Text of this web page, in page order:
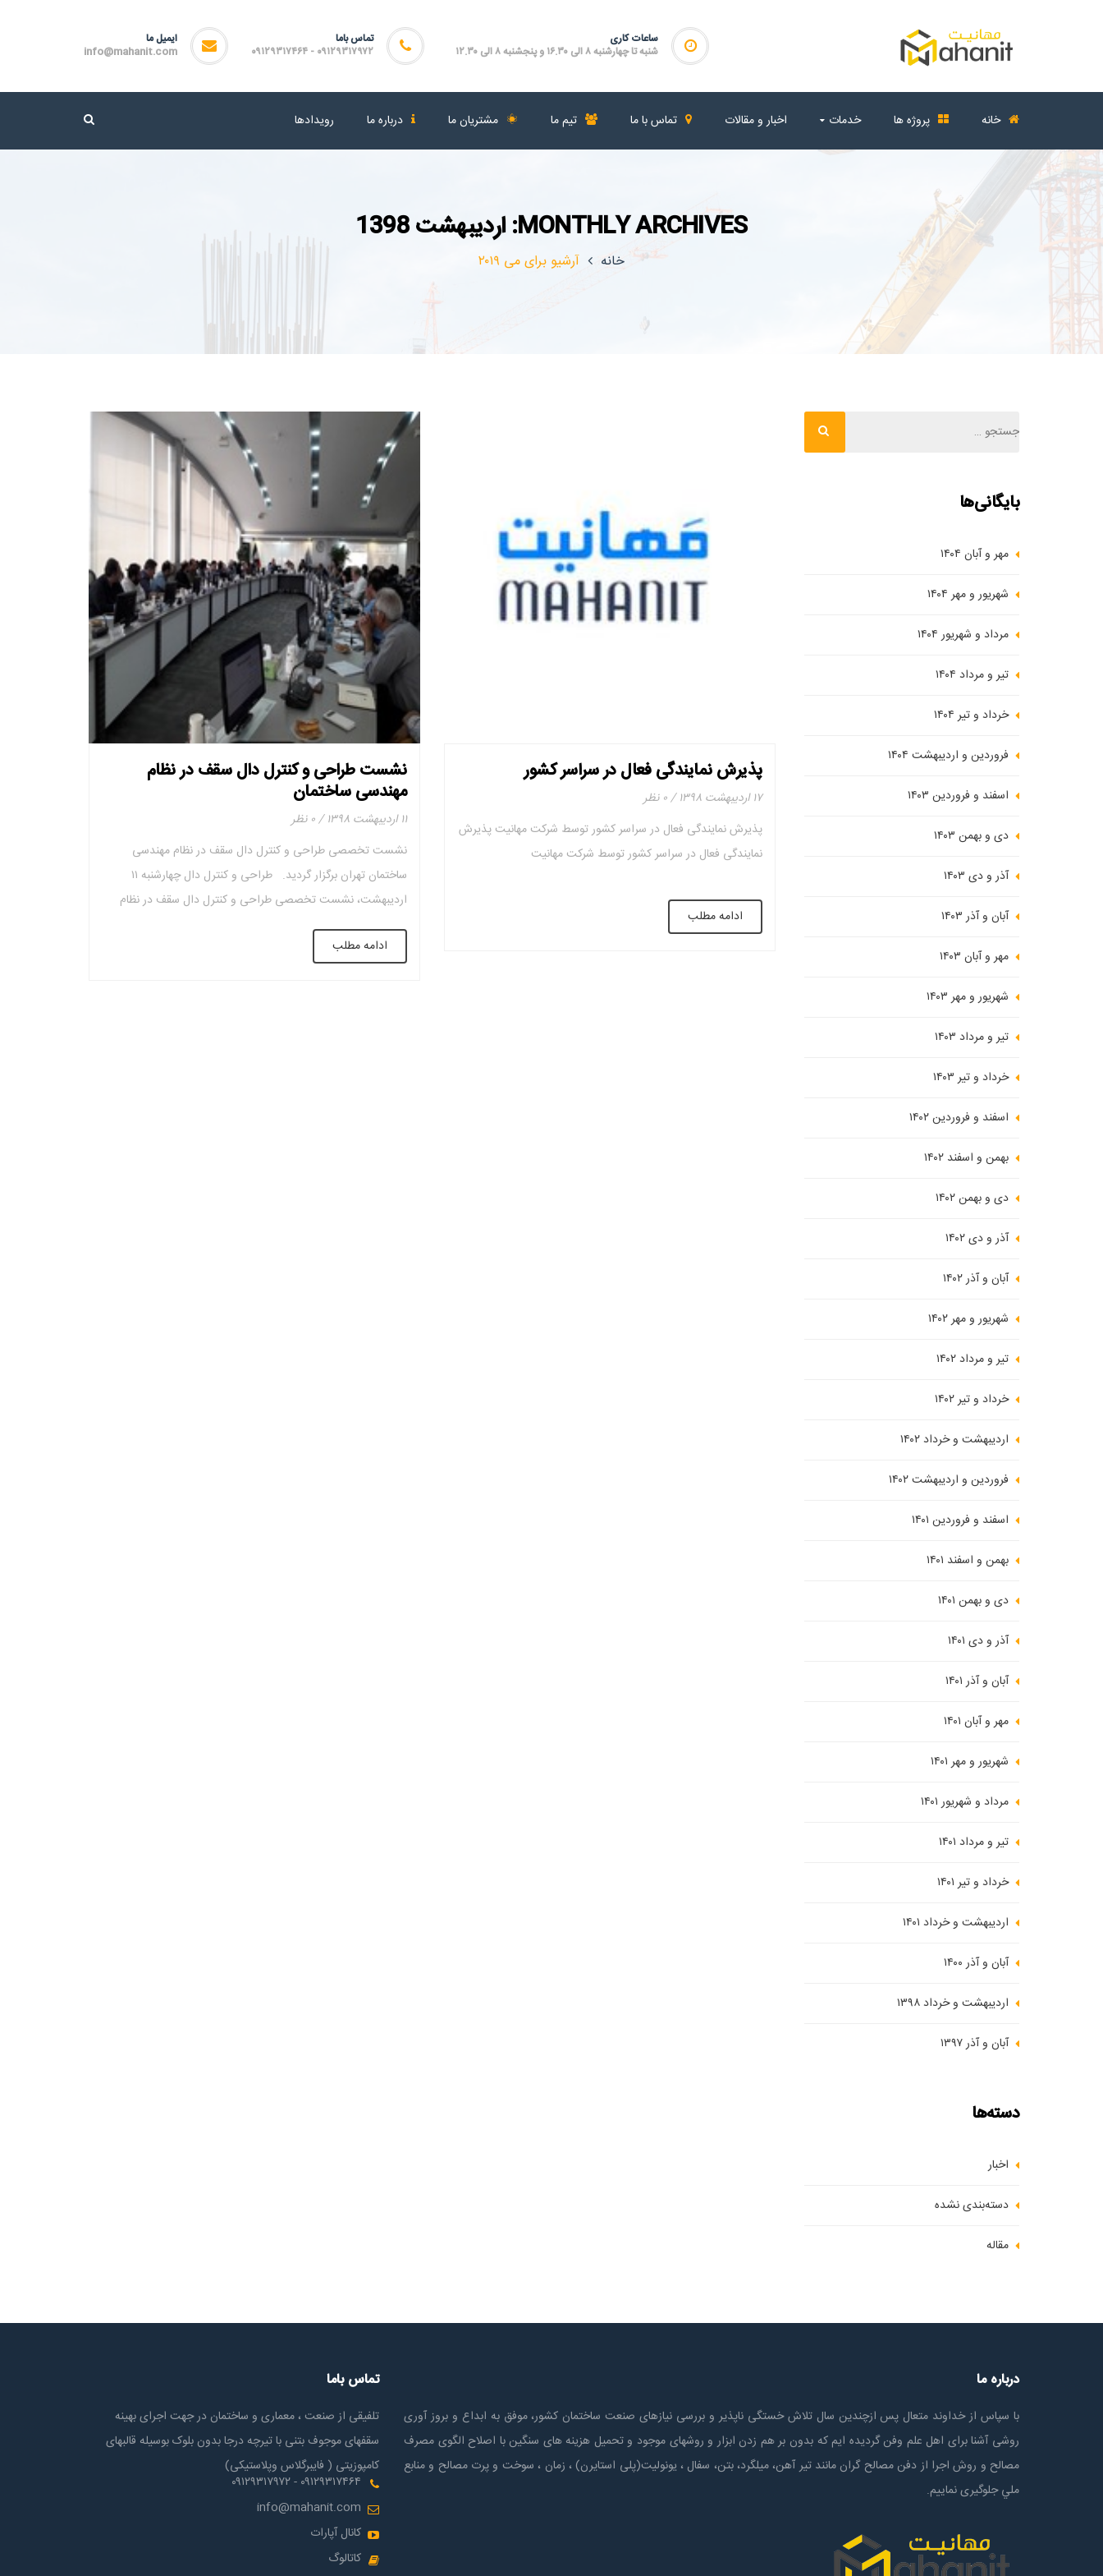
ایمیل ما
info@mahanit.com
تماس باما
۰۹۱۲۹۳۱۷۹۷۲ - ۰۹۱۲۹۳۱۷۴۶۴
ساعات کاری
شنبه تا چهارشنبه ۸ الی ۱۶.۳۰ و پنجشنبه ۸ الی ۱۲.۳۰
خانه پروژه ها خدمات اخبار و مقالات تماس با ما تیم ما مشتریان ما درباره ما رویدادها
MONTHLY ARCHIVES: اردیبهشت 1398
خانه آرشیو برای می ۲۰۱۹
پذیرش نمایندگی فعال در سراسر کشور
۱۷ اردیبهشت ۱۳۹۸
۰ نظر
پذیرش نمایندگی فعال در سراسر کشور توسط شرکت مهانیت پذیرش
نمایندگی فعال در سراسر کشور توسط شرکت مهانیت
ادامه مطلب
نشست طراحی و کنترل دال سقف در نظام
مهندسی ساختمان
۱۱ اردیبهشت ۱۳۹۸
۰ نظر
نشست تخصصی طراحی و کنترل دال سقف در نظام مهندسی
ساختمان تهران برگزار گردید. طراحی و کنترل دال چهارشنبه ۱۱
اردیبهشت، نشست تخصصی طراحی و کنترل دال سقف در نظام
مهندسی ساختمان تهران برگزار گردید. فایل نحوه طراحی و کنترل دال
(مهندس صمد آقازاده) برای استفاده طراحان محترم به پیوست ارائه
ادامه مطلب
بایگانی‌ها
مهر و آبان ۱۴۰۴
شهریور و مهر ۱۴۰۴
مرداد و شهریور ۱۴۰۴
تیر و مرداد ۱۴۰۴
خرداد و تیر ۱۴۰۴
فروردین و اردیبهشت ۱۴۰۴
اسفند و فروردین ۱۴۰۳
دی و بهمن ۱۴۰۳
آذر و دی ۱۴۰۳
آبان و آذر ۱۴۰۳
مهر و آبان ۱۴۰۳
شهریور و مهر ۱۴۰۳
تیر و مرداد ۱۴۰۳
خرداد و تیر ۱۴۰۳
اسفند و فروردین ۱۴۰۲
بهمن و اسفند ۱۴۰۲
دی و بهمن ۱۴۰۲
آذر و دی ۱۴۰۲
آبان و آذر ۱۴۰۲
شهریور و مهر ۱۴۰۲
تیر و مرداد ۱۴۰۲
خرداد و تیر ۱۴۰۲
اردیبهشت و خرداد ۱۴۰۲
فروردین و اردیبهشت ۱۴۰۲
اسفند و فروردین ۱۴۰۱
بهمن و اسفند ۱۴۰۱
دی و بهمن ۱۴۰۱
آذر و دی ۱۴۰۱
آبان و آذر ۱۴۰۱
مهر و آبان ۱۴۰۱
شهریور و مهر ۱۴۰۱
مرداد و شهریور ۱۴۰۱
تیر و مرداد ۱۴۰۱
خرداد و تیر ۱۴۰۱
اردیبهشت و خرداد ۱۴۰۱
آبان و آذر ۱۴۰۰
اردیبهشت و خرداد ۱۳۹۸
آبان و آذر ۱۳۹۷
دسته‌ها
اخبار
دسته‌بندی نشده
مقاله
درباره ما
با سپاس از خداوند متعال پس ازچندين سال تلاش خستگی ناپذير و بررسی نیازهای صنعت ساختمان كشور، موفق به ابداع و بروز آوری
روشی آشنا برای اهل علم وفن گردیده ایم که بدون بر هم زدن ابزار و روشهای موجود و تحمیل هزینه های سنگین با اصلاح الگوی مصرف
مصالح و روش اجرا از دفن مصالح گران مانند تیر آهن، میلگرد، بتن، سفال ، یونولیت(پلی استايرن) ، زمان ، سوخت و پرت مصالح و منابع
ملي جلوگیری نماییم.
تماس باما
تلفیقی از صنعت ، معماری و ساختمان در جهت اجرای بهینه
سقفهای موجوف بتنی با تیرچه درجا بدون بلوک بوسیله قالبهای
کامپوزیتی ( فایبرگلاس وپلاستیکی)
۰۹۱۲۹۳۱۷۴۶۴ - ۰۹۱۲۹۳۱۷۹۷۲
info@mahanit.com
کانال آپارات
کاتالوگ